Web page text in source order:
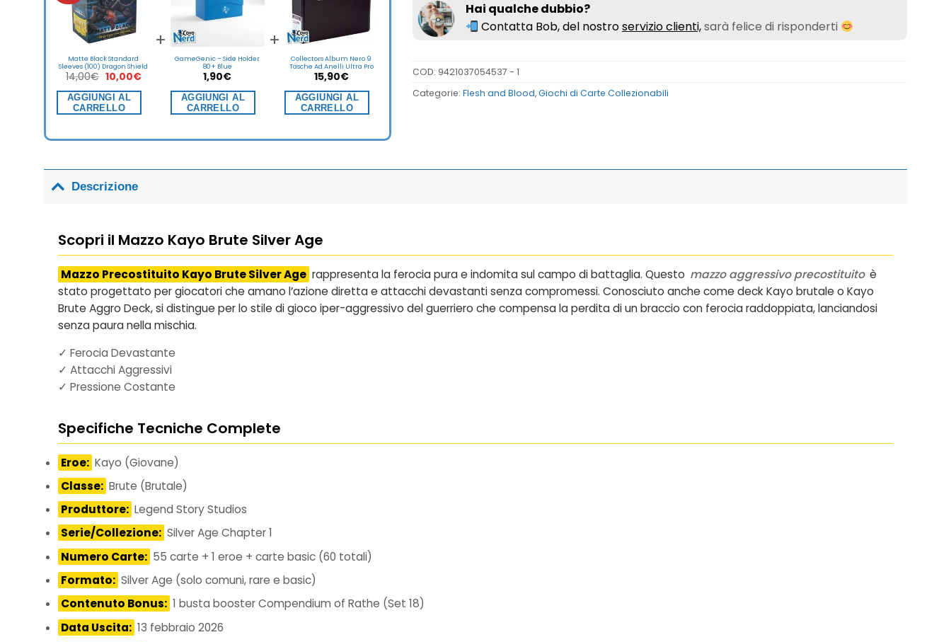
Matte Black Standard
Sleeves (100) Dragon Shield
14,00€ Il
prezzo
originale
era:
14,00€.
10,00€Il
attuale
10,00€.
AGGIUNGI AL
CARRELLO
+
GameGenic – Side Holder
80+ Blue
1,90€
AGGIUNGI AL
CARRELLO
+
Collectors Album Nero 9
Tasche Ad Anelli Ultra Pro
15,90€
AGGIUNGI AL
CARRELLO
Hai qualche dubbio?
Contatta Bob, del nostroservizio clienti,sarà felice di risponderti
COD: 9421037054537 - 1
Categorie: Flesh and Blood,Giochi di Carte Collezionabili
Descrizione
Scopri il Mazzo Kayo Brute Silver Age
Mazzo Precostituito Kayo Brute Silver Age rappresenta la ferocia pura e indomita sul campo di battaglia. Questo mazzo aggressivo precostituito è
stato progettato per giocatori che amano l’azione diretta e attacchi devastanti senza compromessi. Conosciuto anche come deck Kayo brutale o Kayo
Brute Aggro Deck, si distingue per lo stile di gioco iper-aggressivo del guerriero che compensa la perdita di un braccio con ferocia raddoppiata, lanciandosi
senza paura nella mischia.
✓ Ferocia Devastante
✓ Attacchi Aggressivi
✓ Pressione Costante
Specifiche Tecniche Complete
Eroe: Kayo (Giovane)
Classe: Brute (Brutale)
Produttore: Legend Story Studios
Serie/Collezione: Silver Age Chapter 1
Numero Carte: 55 carte + 1 eroe + carte basic (60 totali)
Formato: Silver Age (solo comuni, rare e basic)
Contenuto Bonus: 1 busta booster Compendium of Rathe (Set 18)
Data Uscita: 13 febbraio 2026